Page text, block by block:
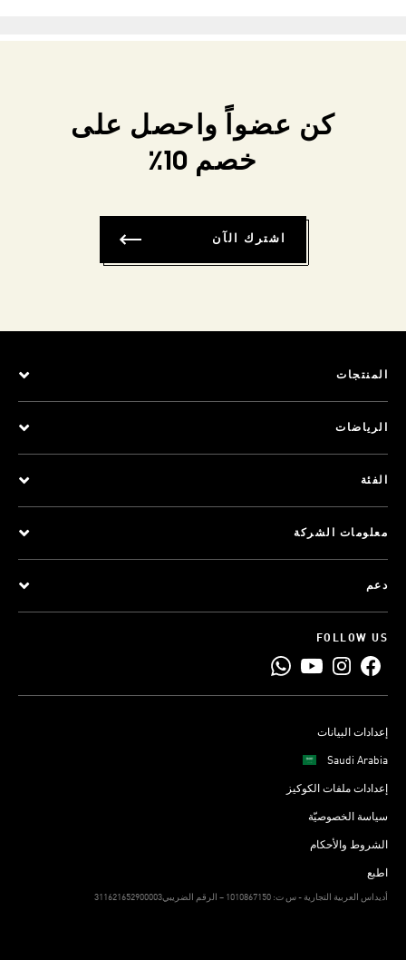
كن عضواً واحصل على
خصم 10٪
اشترك الآن
المنتجات
الرياضات
الفئة
معلومات الشركة
دعم
FOLLOW US
إعدادات البيانات
Saudi Arabia
إعدادات ملفات الكوكيز
سياسة الخصوصيّة
الشروط والأحكام
اطبع
311621652900003أديداس العربية التجارية - س ت: 1010867150 – الرقم الضريبي